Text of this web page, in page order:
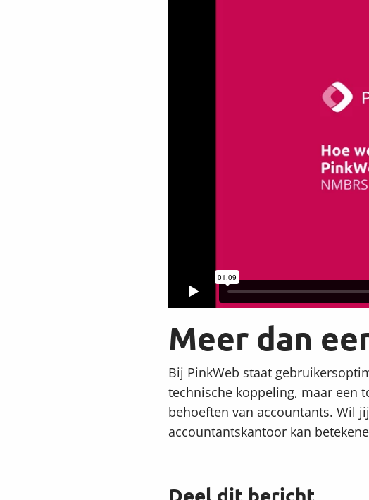
Meer dan
Bij PinkWeb staat
technische koppeling, maar een
behoeften van accountants. Wil
accountantskantoor kan
Deel dit bericht